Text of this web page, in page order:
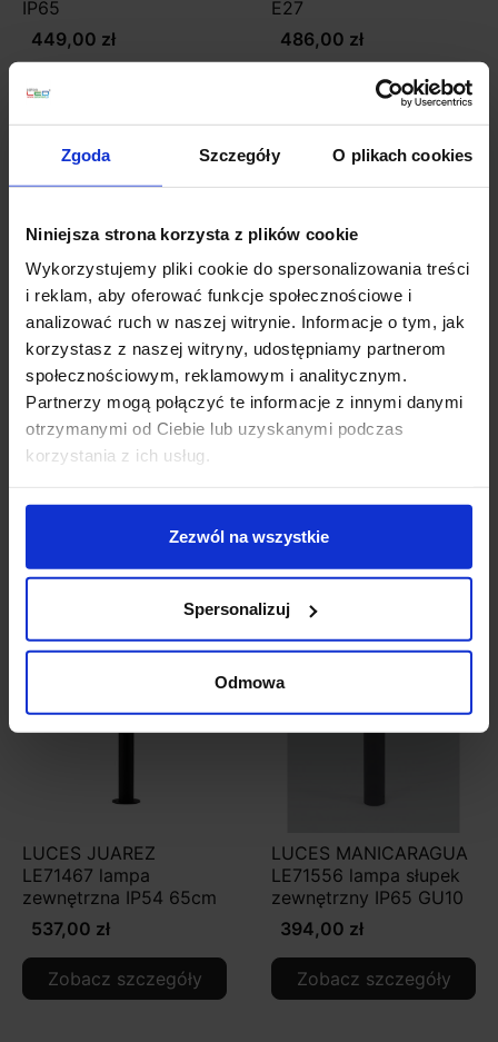
Zgoda Szczegóły O plikach cookies
Niniejsza strona korzysta z plików cookie
Wykorzystujemy pliki cookie do spersonalizowania treści
i reklam, aby oferować funkcje społecznościowe i
analizować ruch w naszej witrynie. Informacje o tym, jak
korzystasz z naszej witryny, udostępniamy partnerom
społecznościowym, reklamowym i analitycznym.
Partnerzy mogą połączyć te informacje z innymi danymi
otrzymanymi od Ciebie lub uzyskanymi podczas
korzystania z ich usług.
Zezwól na wszystkie
Spersonalizuj
Odmowa
IP65
449,00 zł
Zobacz szczegóły
E27
486,00 zł
Zobacz szczegóły
LUCES CORTAZAR
LE71486/7 lampa
zewnętrzna LED IP54
czarna
Zobacz szczegóły
LUCES IRAPUATO
LE71488/9 lampa
zewnętrzna IP65 LED
Zobacz szczegóły
LUCES JUAREZ
LE71467 lampa
zewnętrzna IP54 65cm
537,00 zł
Zobacz szczegóły
LUCES MANICARAGUA
LE71556 lampa słupek
zewnętrzny IP65 GU10
394,00 zł
Zobacz szczegóły